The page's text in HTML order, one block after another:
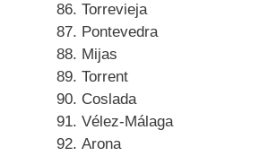
Torrevieja
Pontevedra
Mijas
Torrent
Coslada
Vélez-Málaga
Arona